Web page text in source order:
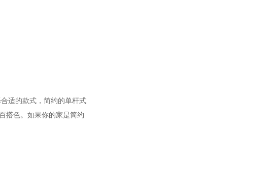
适的款式，简约的单杆式
搭色。如果你的家是简约